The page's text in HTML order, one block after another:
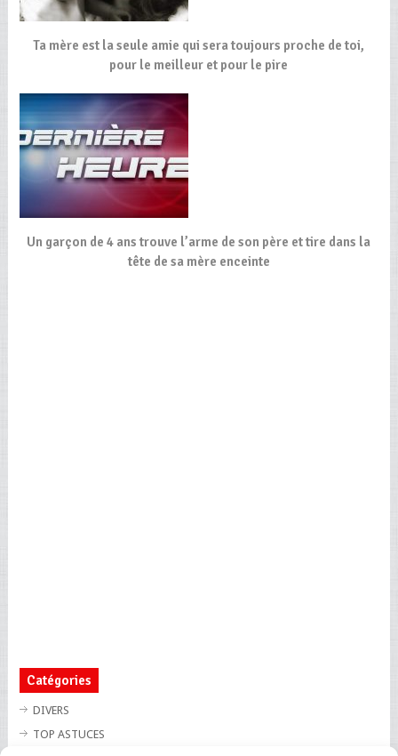
Ta mère est la seule amie qui sera toujours proche de toi,
pour le meilleur et pour le pire
Un garçon de 4 ans trouve l’arme de son père et tire dans la
tête de sa mère enceinte
Catégories
DIVERS
TOP ASTUCES